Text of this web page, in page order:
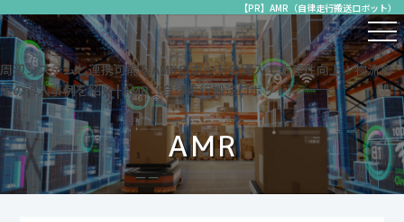
【PR】AMR（自律走行搬送ロボット）
周辺システムと連携可能なAMRロボットの導入で生産性向上！物流倉
庫の導入事例を紹介 | AMR（自律走行搬送ロボット）
AMR